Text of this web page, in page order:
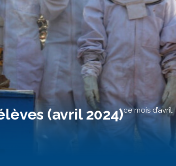
(avril 2024)ce mois